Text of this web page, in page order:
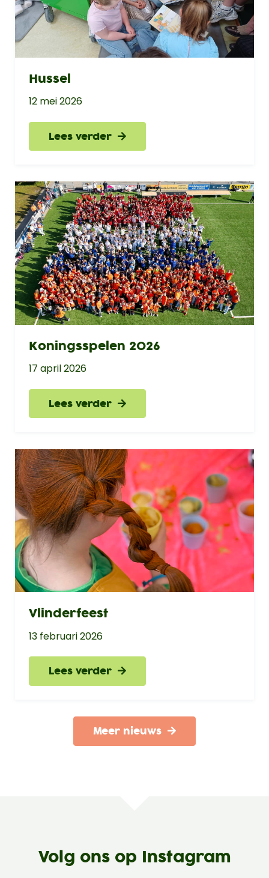
Hussel
12 mei 2026
Lees verder
Koningsspelen 2026
17 april 2026
Lees verder
Vlinderfeest
13 februari 2026
Lees verder
Meer nieuws
Volg ons op Instagram